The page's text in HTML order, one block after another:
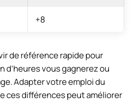
+8
de référence rapide pour
d’heures vous gagnerez ou
Adapter votre emploi du
ces différences peut améliorer